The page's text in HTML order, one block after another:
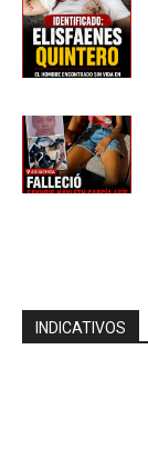
INDICATIVOS